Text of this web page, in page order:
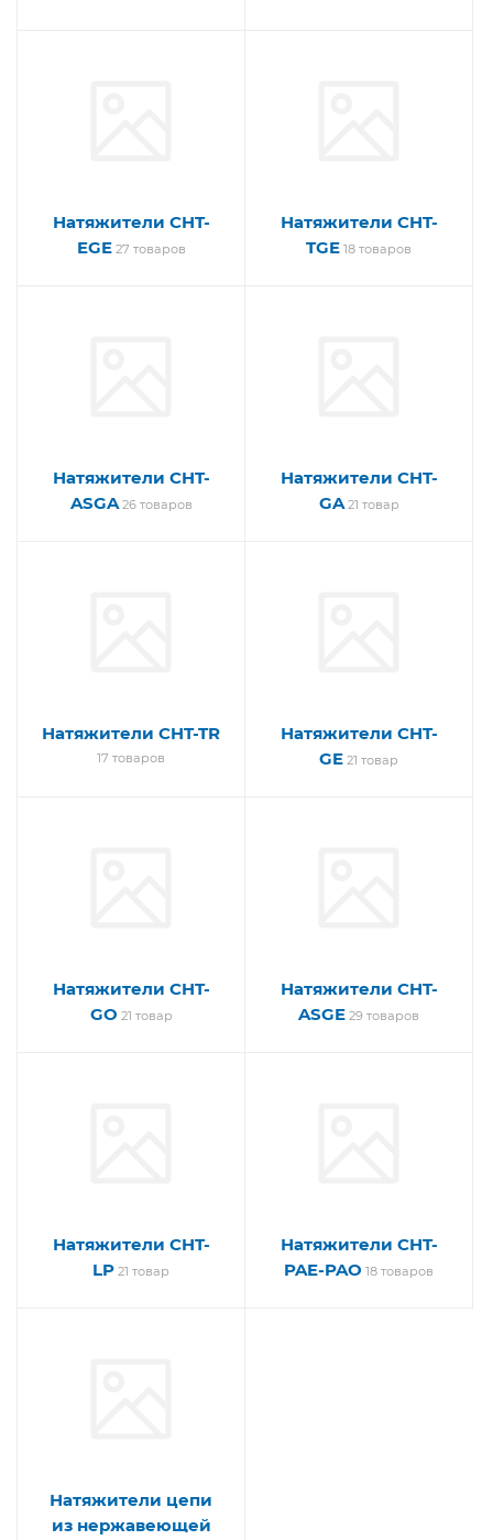
Натяжители CHT-
EGE 27 товаров
Натяжители CHT-
TGE 18 товаров
Натяжители CHT-
ASGA 26 товаров
Натяжители CHT-
GA 21 товар
Натяжители CHT-TR
17 товаров
Натяжители CHT-
GE 21 товар
Натяжители CHT-
GO 21 товар
Натяжители CHT-
ASGE 29 товаров
Натяжители CHT-
LP 21 товар
Натяжители CHT-
PAE-PAO 18 товаров
Натяжители цепи
из нержавеющей